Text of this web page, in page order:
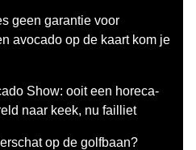
geen garantie voor
avocado op de kaart kom je
Show: ooit een horeca-
naar keek, nu failliet
op de golfbaan?